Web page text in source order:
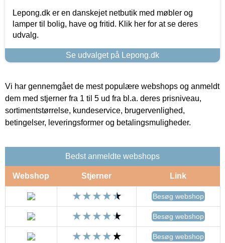
Lepong.dk er en danskejet netbutik med møbler og
lamper til bolig, have og fritid. Klik her for at se deres
udvalg.
Se udvalget på Lepong.dk
Vi har gennemgået de mest populære webshops og anmeldt
dem med stjerner fra 1 til 5 ud fra bl.a. deres prisniveau,
sortimentstørrelse, kundeservice, brugervenlighed,
betingelser, leveringsformer og betalingsmuligheder.
Bedst anmeldte webshops
Webshop Stjerner Link
Besøg webshop
Besøg webshop
Besøg webshop